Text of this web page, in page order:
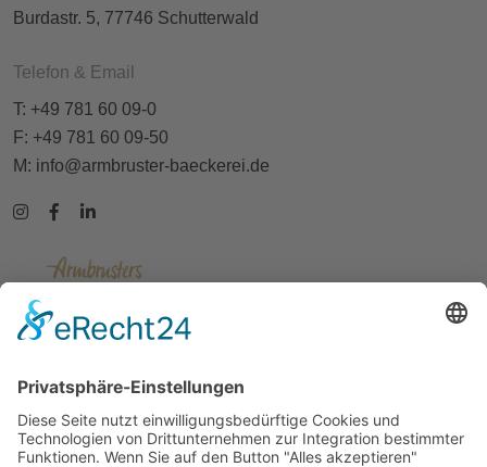
Burdastr. 5, 77746 Schutterwald
Telefon & Email
T: +49 781 60 09-0
F: +49 781 60 09-50
M: info@armbruster-baeckerei.de
Kontakt
Impressum